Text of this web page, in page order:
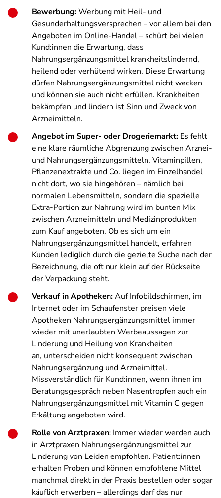
Bewerbung:Werbung mit Heil- und
Gesunderhaltungsversprechen – vor allem bei den
Angeboten im Online-Handel – schürt bei vielen
Kund:innen die Erwartung, dass
Nahrungsergänzungsmittel krankheitslindernd,
heilend oder verhütend wirken. Diese Erwartung
dürfen Nahrungsergänzungsmittel nicht wecken
und können sie auch nicht erfüllen. Krankheiten
bekämpfen und lindern ist Sinn und Zweck von
Arzneimitteln.
Angebot im Super- oder Drogeriemarkt: Es fehlt
eine klare räumliche Abgrenzung zwischen Arznei-
und Nahrungsergänzungsmitteln. Vitaminpillen,
Pflanzenextrakte und Co. liegen im Einzelhandel
nicht dort, wo sie hingehören – nämlich bei
normalen Lebensmitteln, sondern die spezielle
Extra-Portion zur Nahrung wird im bunten Mix
zwischen Arzneimitteln und Medizinprodukten
zum Kauf angeboten. Ob es sich um ein
Nahrungsergänzungsmittel handelt, erfahren
Kunden lediglich durch die gezielte Suche nach der
Bezeichnung, die oft nur klein auf der Rückseite
der Verpackung steht.
Verkauf in Apotheken:Auf Infobildschirmen, im
Internet oder im Schaufenster preisen viele
Apotheken Nahrungsergänzungsmittel immer
wieder mit unerlaubten Werbeaussagen zur
Linderung und Heilung von Krankheiten
an, unterscheiden nicht konsequent zwischen
Nahrungsergänzung und Arzneimittel.
Missverständlich für Kund:innen, wenn ihnen im
Beratungsgespräch neben Nasentropfen auch ein
Nahrungsergänzungsmittel mit Vitamin C gegen
Erkältung angeboten wird.
Rolle von Arztpraxen: Immer wieder werden auch
in Arztpraxen Nahrungsergänzungsmittel zur
Linderung von Leiden empfohlen. Patient:innen
erhalten Proben und können empfohlene Mittel
manchmal direkt in der Praxis bestellen oder sogar
käuflich erwerben – allerdings darf das nur